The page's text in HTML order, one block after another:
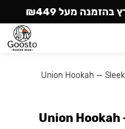
Union Hookah —
Union Hookah
בהזמנה מעל ₪449